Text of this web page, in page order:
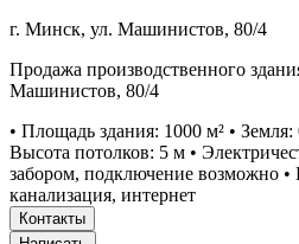
г. Минск, ул. Машинистов, 80/4
Продажа производственного
Машинистов, 80/4
• Площадь здания: 1000 м² • Земля:
Высота потолков: 5 м •
забором, подключение возможно
канализация, интернет
Контакты